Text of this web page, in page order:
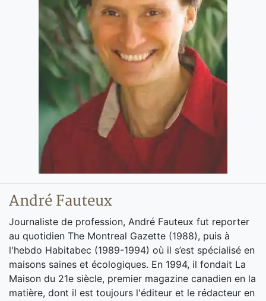
André Fauteux
Journaliste de profession, André Fauteux fut reporter
au quotidien The Montreal Gazette (1988), puis à
l'hebdo Habitabec (1989-1994) où il s’est spécialisé en
maisons saines et écologiques. En 1994, il fondait La
Maison du 21e siècle, premier magazine canadien en la
matière, dont il est toujours l'éditeur et le rédacteur en